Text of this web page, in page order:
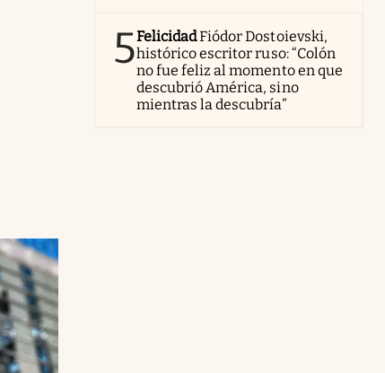
5FelicidadFiódor Dostoievski,
histórico escritor ruso: “Colón
no fue feliz al momento en que
descubrió América, sino
mientras la descubría”